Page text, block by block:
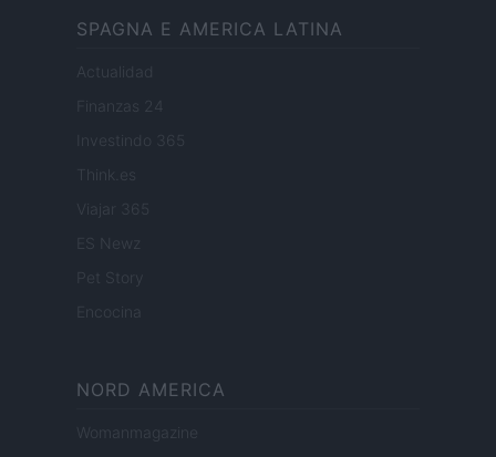
SPAGNA E AMERICA LATINA
Actualidad
Finanzas 24
Investindo 365
Think.es
Viajar 365
ES Newz
Encocina
NORD AMERICA
Womanmagazine